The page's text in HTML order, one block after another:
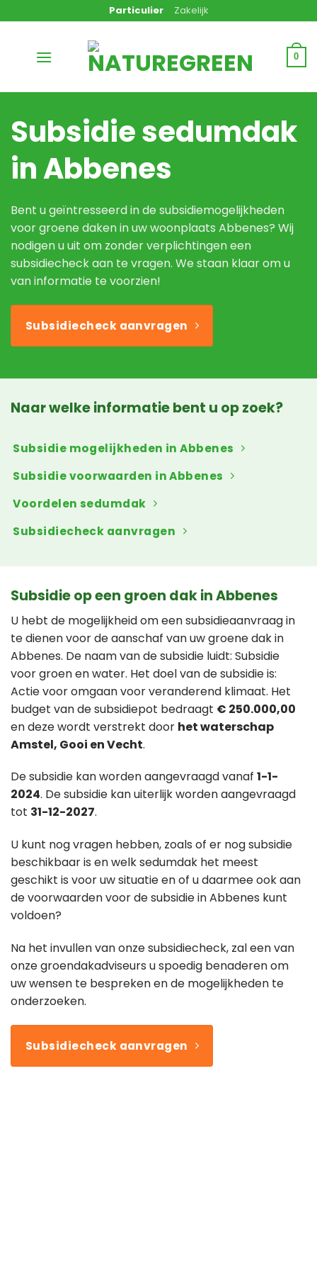
naar
Particulier Zakelijk
0
Subsidie sedumdak
in Abbenes
Bent u geïntresseerd in de subsidiemogelijkheden
voor groene daken in uw woonplaats Abbenes? Wij
nodigen u uit om zonder verplichtingen een
subsidiecheck aan te vragen. We staan klaar om u
van informatie te voorzien!
Subsidiecheck aanvragen
Naar welke informatie bent u op zoek?
Subsidie mogelijkheden in Abbenes
Subsidie voorwaarden in Abbenes
Voordelen sedumdak
Subsidiecheck aanvragen
Subsidie op een groen dak in Abbenes
U hebt de mogelijkheid om een subsidieaanvraag in
te dienen voor de aanschaf van uw groene dak in
Abbenes. De naam van de subsidie luidt: Subsidie
voor groen en water. Het doel van de subsidie is:
Actie voor omgaan voor veranderend klimaat. Het
budget van de subsidiepot bedraagt € 250.000,00
en deze wordt verstrekt door het waterschap
Amstel, Gooi en Vecht.
De subsidie kan worden aangevraagd vanaf 1-1-
2024. De subsidie kan uiterlijk worden aangevraagd
tot 31-12-2027.
U kunt nog vragen hebben, zoals of er nog subsidie
beschikbaar is en welk sedumdak het meest
geschikt is voor uw situatie en of u daarmee ook aan
de voorwaarden voor de subsidie in Abbenes kunt
voldoen?
Na het invullen van onze subsidiecheck, zal een van
onze groendakadviseurs u spoedig benaderen om
uw wensen te bespreken en de mogelijkheden te
onderzoeken.
Subsidiecheck aanvragen